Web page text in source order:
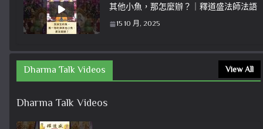
其他小魚，那怎麼辦？｜釋道盛法師法語
15 10 月, 2025
Dharma Talk Videos View All
Dharma Talk Videos